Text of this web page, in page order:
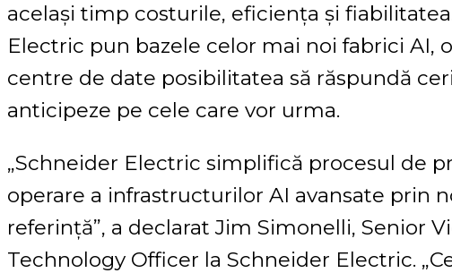
același timp costurile, eficiența și
Electric pun bazele celor mai noi fabrici AI,
centre de date posibilitatea să răspundă
anticipeze pe cele care vor urma.
„Schneider Electric simplifică procesul de
operare a infrastructurilor AI avansate prin
referință”, a declarat Jim Simonelli, Senior
Technology Officer la Schneider Electric.